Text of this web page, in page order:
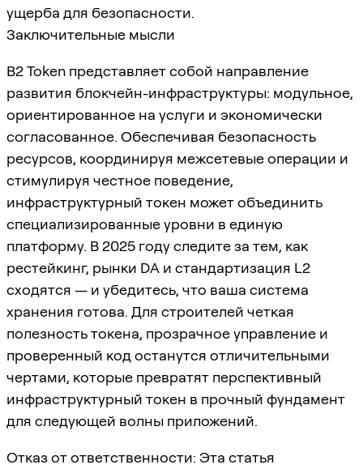
ущерба для безопасности.
Заключительные мысли
B2 Token представляет собой направление
развития блокчейн-инфраструктуры: модульное,
ориентированное на услуги и экономически
согласованное. Обеспечивая безопасность
ресурсов, координируя межсетевые операции и
стимулируя честное поведение,
инфраструктурный токен может объединить
специализированные уровни в единую
платформу. В 2025 году следите за тем, как
рестейкинг, рынки DA и стандартизация L2
сходятся — и убедитесь, что ваша система
хранения готова. Для строителей четкая
полезность токена, прозрачное управление и
проверенный код останутся отличительными
чертами, которые превратят перспективный
инфраструктурный токен в прочный фундамент
для следующей волны приложений.
Отказ от ответственности: Эта статья